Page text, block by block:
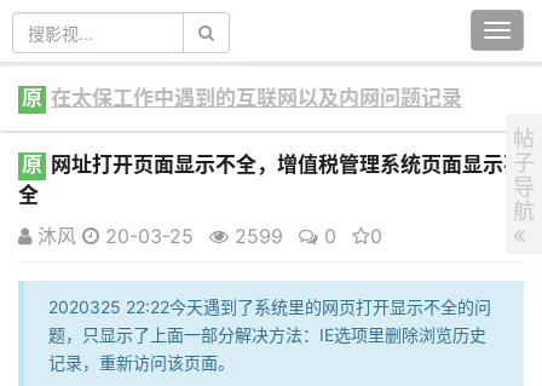
原 在太保工作中遇到的互联网以及内网问题记录
原 网址打开页面显示不全，增值税管理系统页面显示不
全
沐风
20-03-25 2599 0 0
2020325 22:22今天遇到了系统里的网页打开显示不全的问
题，只显示了上面一部分解决方法：IE选项里删除浏览历史
记录，重新访问该页面。
帖
子
导
航